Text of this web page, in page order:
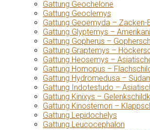
Gattung Geochelone
Gattung Geoclemys
Gattung Geoemyda – Zacken-
Gattung Glyptemys –
Gattung Gopherus –
Gattung Graptemys –
Gattung Heosemys –
Gattung Homopus –
Gattung Hydromedusa –
Gattung Indotestudo –
Gattung Kinixys –
Gattung Kinosternon –
Gattung Lepidochelys
Gattung Leucocephalon